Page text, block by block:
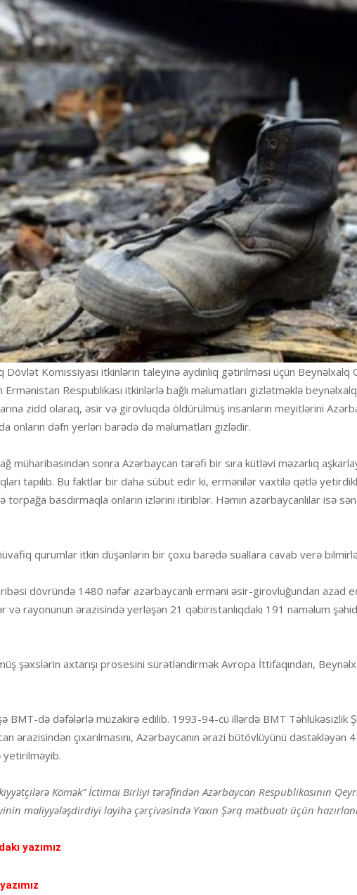
Dövlət Komissiyası itkinlərin taleyinə aydınlıq gətirilməsi üçün Beynəlxalq
Ermənistan Respublikası itkinlərlə bağlı məlumatları gizlətməklə
zidd olaraq, əsir və girovluqda öldürülmüş insanların meyitlərini
onların dəfn yerləri barədə də məlumatları gizlədir.
müharibəsindən sonra Azərbaycan tərəfi bir sıra kütləvi məzarlıq
tapılıb. Bu faktlar bir daha sübut edir ki, ermənilər vaxtilə qətlə
torpağa basdırmaqla onların izlərini itiriblər. Həmin azərbaycanlılar isə
qurumlar itkin düşənlərin bir çoxu barədə suallara cavab verə
dövründə 1480 nəfər azərbaycanlı erməni əsir-girovluğundan azad
və rayonunun ərazisində yerləşən 21 qəbiristanlıqdakı 191 naməlum
şəxslərin axtarışı prosesini sürətləndirmək Avropa İttifaqından,
BMT-də dəfələrlə müzakirə edilib. 1993-94-cü illərdə BMT Təhlükəsizlik
ərazisindən çıxarılmasını, Azərbaycanın ərazi bütövlüyünü
yetirilməyib.
Kömək” İctimai Birliyi tərəfindən Azərbaycan Respublikasının
maliyyələşdirdiyi layihə çərçivəsində Yaxın Şərq mətbuatı üçün
yazımız